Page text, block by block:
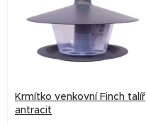
o
Krmítko venkovní Finch talíř
antracit